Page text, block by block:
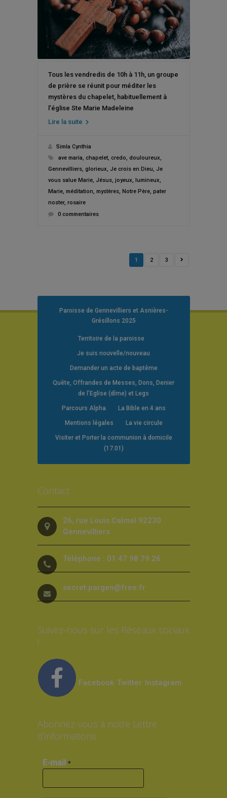
Tous les vendredis de 10h à 11h, un groupe
de prière se réunit pour méditer les
mystères du chapelet, habituellement à
l’église Ste Marie Madeleine
Lire la suite
Simla Cynthia
ave maria, chapelet, credo, douloureux,
Gennevilliers, glorieux, Je crois en Dieu, Je
vous salue Marie, Jésus, joyeux, lumineux,
Marie, méditation, mystères, Notre Père, pater
noster, rosaire
0 commentaires
1 2 3
Paroisse de Gennevilliers et Asnières-
Grésillons 2025
Territoire de la paroisse
Je suis nouvelle/nouveau
Demander un acte de baptême
Quête, Offrandes de Messes, Dons, Denier
de l’Eglise (dîme) et Legs
Parcours Alpha La Bible en 4 ans
Mentions légales La vie circule
Visiter et Porter la communion à domicile
(17.01)
Contact
26, rue Louis Calmel 92230
Gennevilliers
Téléphone : 01 47 98 79 26
secret.pargen@free.fr
Suivez-nous sur les Réseaux sociaux
!
Facebook Twitter Instagram
Abonnez-vous à notre Lettre
d’informations
E-mail *